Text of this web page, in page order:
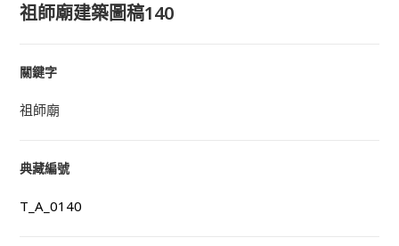
祖師廟建築圖稿140
關鍵字
祖師廟
典藏編號
T_A_0140